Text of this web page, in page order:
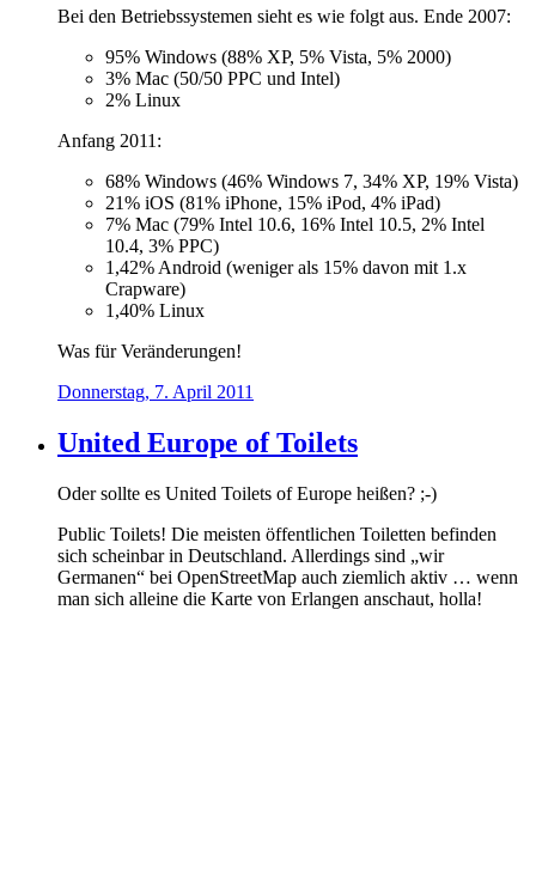
Bei den Betriebssystemen sieht es wie folgt aus. Ende 2007:
95% Windows (88% XP, 5% Vista, 5% 2000)
3% Mac (50/50 PPC und Intel)
2% Linux
Anfang 2011:
68% Windows (46% Windows 7, 34% XP, 19% Vista)
21% iOS (81% iPhone, 15% iPod, 4% iPad)
7% Mac (79% Intel 10.6, 16% Intel 10.5, 2% Intel
10.4, 3% PPC)
1,42% Android (weniger als 15% davon mit 1.x
Crapware)
1,40% Linux
Was für Veränderungen!
Donnerstag, 7. April 2011
United Europe of Toilets
Oder sollte es United Toilets of Europe heißen? ;-)
Public Toilets! Die meisten öffentlichen Toiletten befinden
sich scheinbar in Deutschland. Allerdings sind „wir
Germanen“ bei OpenStreetMap auch ziemlich aktiv … wenn
man sich alleine die Karte von Erlangen anschaut, holla!